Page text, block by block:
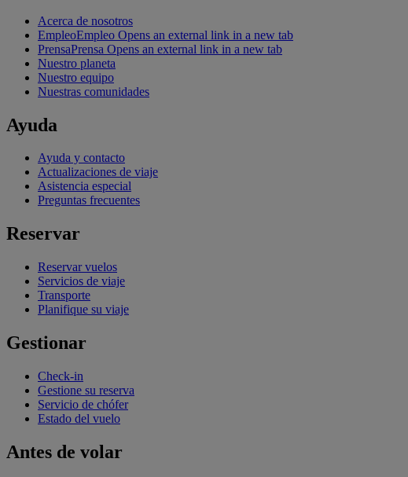
Acerca de nosotros
EmpleoEmpleo Opens an external link in a new tab
PrensaPrensa Opens an external link in a new tab
Nuestro planeta
Nuestro equipo
Nuestras comunidades
Ayuda
Ayuda y contacto
Actualizaciones de viaje
Asistencia especial
Preguntas frecuentes
Reservar
Reservar vuelos
Servicios de viaje
Transporte
Planifique su viaje
Gestionar
Check-in
Gestione su reserva
Servicio de chófer
Estado del vuelo
Antes de volar